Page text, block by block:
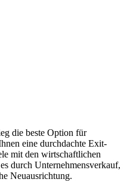
die beste Option für
eine durchdachte Exit-
mit den wirtschaftlichen
durch Unternehmensverkauf,
Neuausrichtung.